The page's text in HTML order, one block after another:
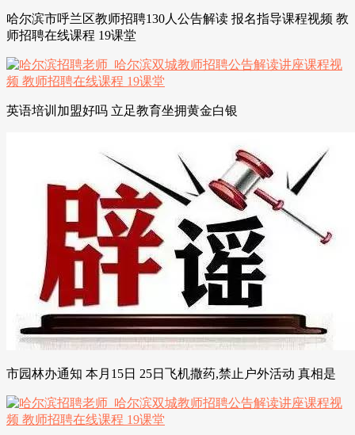
哈尔滨市呼兰区教师招聘130人公告解读 报名指导课程视频 教
师招聘在线课程 19课堂
英语培训加盟好吗 立足教育坐拥黄金白银
市园林办通知 本月15日 25日飞机撒药,禁止户外活动 真相是